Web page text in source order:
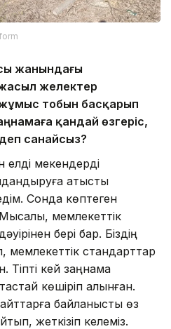
жанындағы
желектер
жұмыс тобын басқарып
қандай өзгеріс,
деп санайсыз?
мекендерді
қатысты
Сонда көптеген
Мысалы, мемлекеттік
бері бар. Біздің
мемлекеттік стандарттар
Тіпті кей заңнама
көшіріп алынған.
байланысты өз
жеткізіп келеміз.